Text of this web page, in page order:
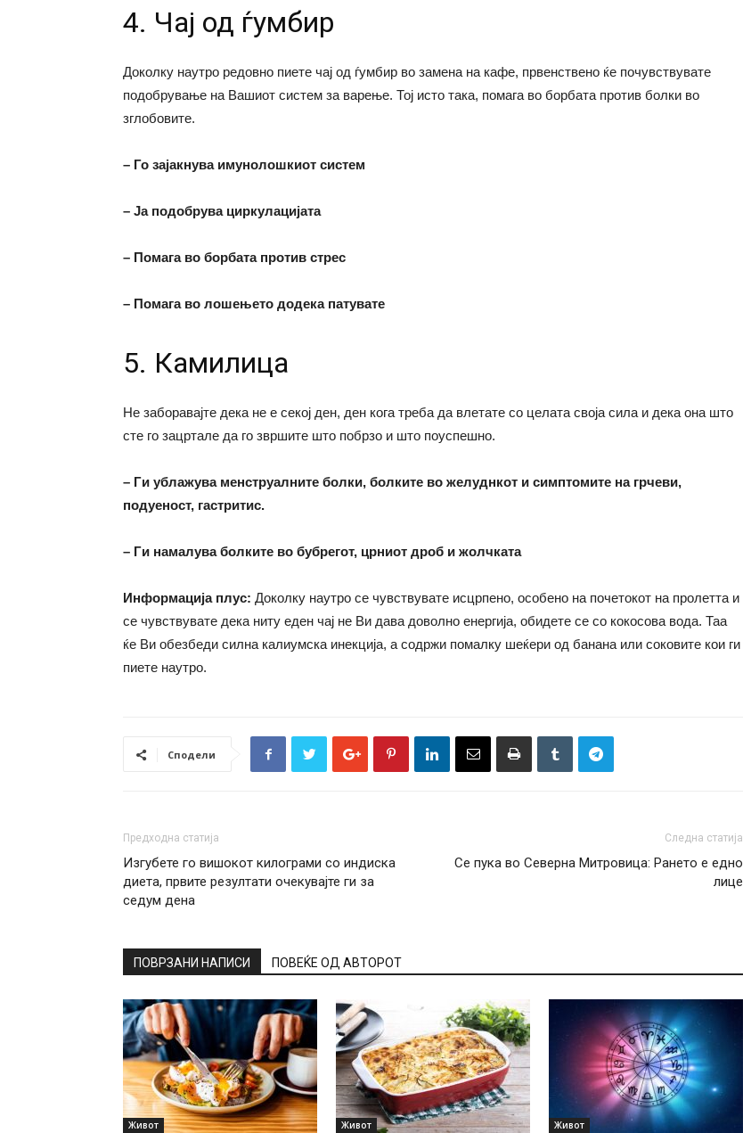
4. Чај од ѓумбир
Доколку наутро редовно пиете чај од ѓумбир во замена на кафе, првенствено ќе почувствувате
подобрување на Вашиот систем за варење. Тој исто така, помага во борбата против болки во
зглобовите.
– Го зајакнува имунолошкиот систем
– Ја подобрува циркулацијата
– Помага во борбата против стрес
– Помага во лошењето додека патувате
5. Камилица
Не заборавајте дека не е секој ден, ден кога треба да влетате со целата своја сила и дека она што
сте го зацртале да го звршите што побрзо и што поуспешно.
– Ги ублажува менструалните болки, болките во желуднкот и симптомите на грчеви,
подуеност, гастритис.
– Ги намалува болките во бубрегот, црниот дроб и жолчката
Информација плус: Доколку наутро се чувствувате исцрпено, особено на почетокот на пролетта и
се чувствувате дека ниту еден чај не Ви дава доволно енергија, обидете се со кокосова вода. Таа
ќе Ви обезбеди силна калиумска инекција, а содржи помалку шеќери од банана или соковите кои ги
пиете наутро.
Сподели
Предходна статија
Изгубете го вишокот килограми со индиска
диета, првите резултати очекувајте ги за
седум дена
Следна статија
Се пука во Северна Митровица: Рането е едно
лице
ПОВРЗАНИ НАПИСИ ПОВЕЌЕ ОД АВТОРОТ
Живот Живот Живот